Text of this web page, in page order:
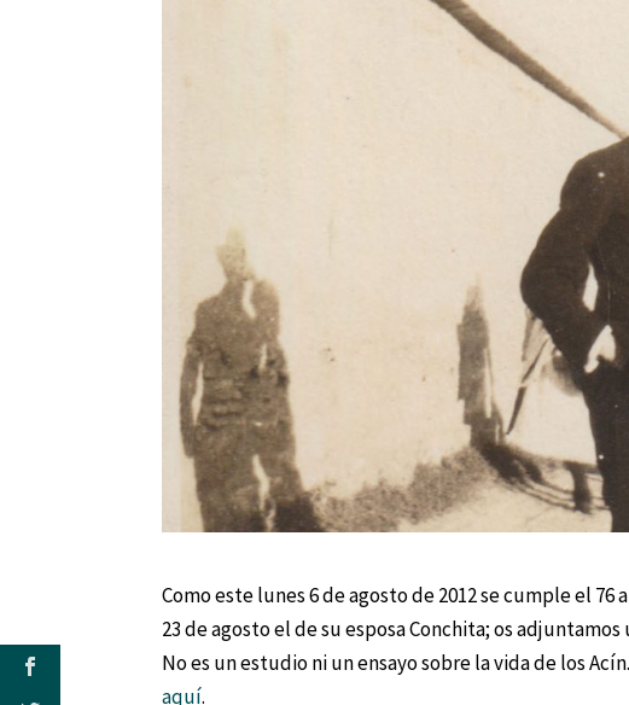
Como este lunes 6 de agosto de 2012 se cumple el
23 de agosto el de su esposa Conchita; os
No es un estudio ni un ensayo sobre la vida de los
aquí.